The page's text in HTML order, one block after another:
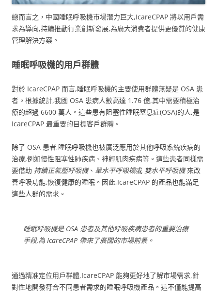
總而言之，中國睡眠呼吸機市場潛力巨大,IcareCPAP 將以用戶需
求為導向,持續推動行業創新發展,為廣大消費者提供更優質的健康
管理解決方案。
睡眠呼吸機的用戶群體
對於 IcareCPAP 而言,睡眠呼吸機的主要使用群體無疑是 OSA 患
者。根據統計,我國 OSA 患病人數高達 1.76 億,其中需要積極治
療的超過 6600 萬人。這些患有阻塞性睡眠窒息症(OSA)的人,是
IcareCPAP 最重要的目標客戶群體。
除了 OSA 患者,睡眠呼吸機也被廣泛應用於其他呼吸系統疾病的
治療,例如慢性阻塞性肺疾病、神經肌肉疾病等。這些患者同樣需
要借助 持續正氣壓呼吸機、 單水平呼吸機或 雙水平呼吸機來改
善呼吸功能,恢復健康的睡眠。因此,IcareCPAP 的產品也能滿足
這些人群的需求。
睡眠呼吸機是 OSA 患者及其他呼吸疾病患者的重要治療
手段,為 IcareCPAP 帶來了廣闊的市場前景。
通過精准定位用戶群體,IcareCPAP 能夠更好地了解市場需求,針
對性地開發符合不同患者需求的睡眠呼吸機產品。這不僅能提高